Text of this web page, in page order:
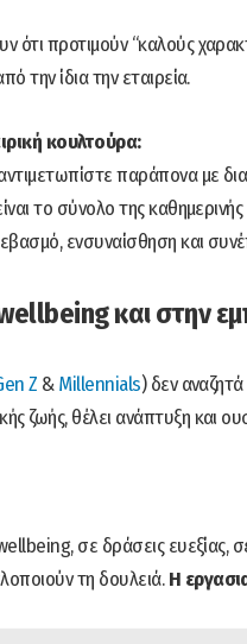
ότι προτιμούν “καλούς
την ίδια την εταιρεία.
κουλτούρα:
παράπονα με
το σύνολο της
ενσυναίσθηση και
και στην
Z &Millennials) δεν
ζωής, θέλει ανάπτυξη και
σε δράσεις
τη δουλειά.Η